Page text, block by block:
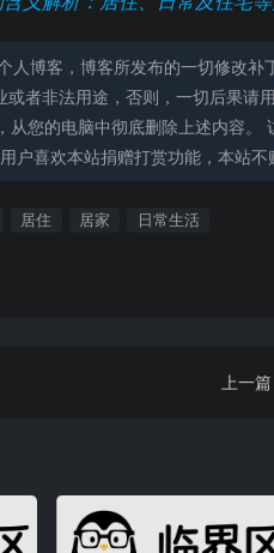
人博客，博客所发布的一切修改
或者非法用途，否则，一切后果请
从您的电脑中彻底删除上述内容
户喜欢本站捐赠打赏功能，本站不
居住 居家 日常生活
上一篇